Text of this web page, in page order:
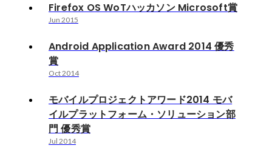
Firefox OS WoTハッカソン Microsoft賞
Jun 2015
Android Application Award 2014 優秀
賞
Oct 2014
モバイルプロジェクトアワード2014 モバ
イルプラットフォーム・ソリューション部
門 優秀賞
Jul 2014